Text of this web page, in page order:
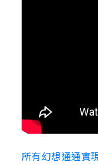
所有幻想通通實